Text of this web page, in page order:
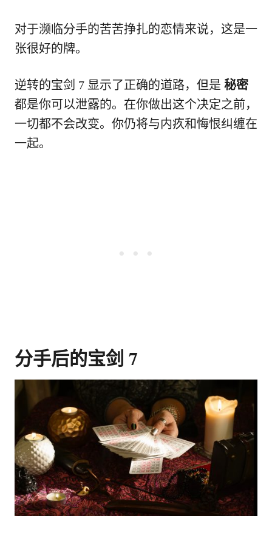
对于濒临分手的苦苦挣扎的恋情来说，这是一
张很好的牌。
逆转的宝剑 7 显示了正确的道路，但是 秘密
都是你可以泄露的。在你做出这个决定之前，
一切都不会改变。你仍将与内疚和悔恨纠缠在
一起。
分手后的宝剑 7